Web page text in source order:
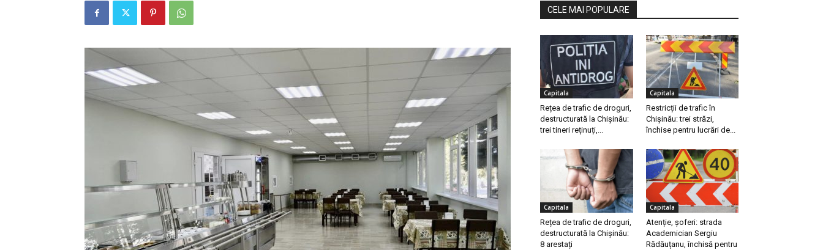
CELE MAI POPULARE
Capitala
Rețea de trafic de droguri,
destructurată la Chișinău:
trei tineri reținuți,...
Capitala
Restricții de trafic în
Chișinău: trei străzi,
închise pentru lucrări de...
Capitala
Rețea de trafic de droguri,
destructurată la Chișinău:
8 arestați
Capitala
Atenție, șoferi: strada
Academician Sergiu
Rădăuțanu, închisă pentru